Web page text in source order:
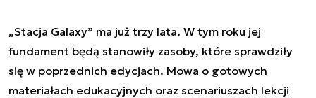
„Stacja Galaxy” ma już trzy lata. W tym roku jej
fundament będą stanowiły zasoby, które sprawdziły
się w poprzednich edycjach. Mowa o gotowych
materiałach edukacyjnych oraz scenariuszach lekcji